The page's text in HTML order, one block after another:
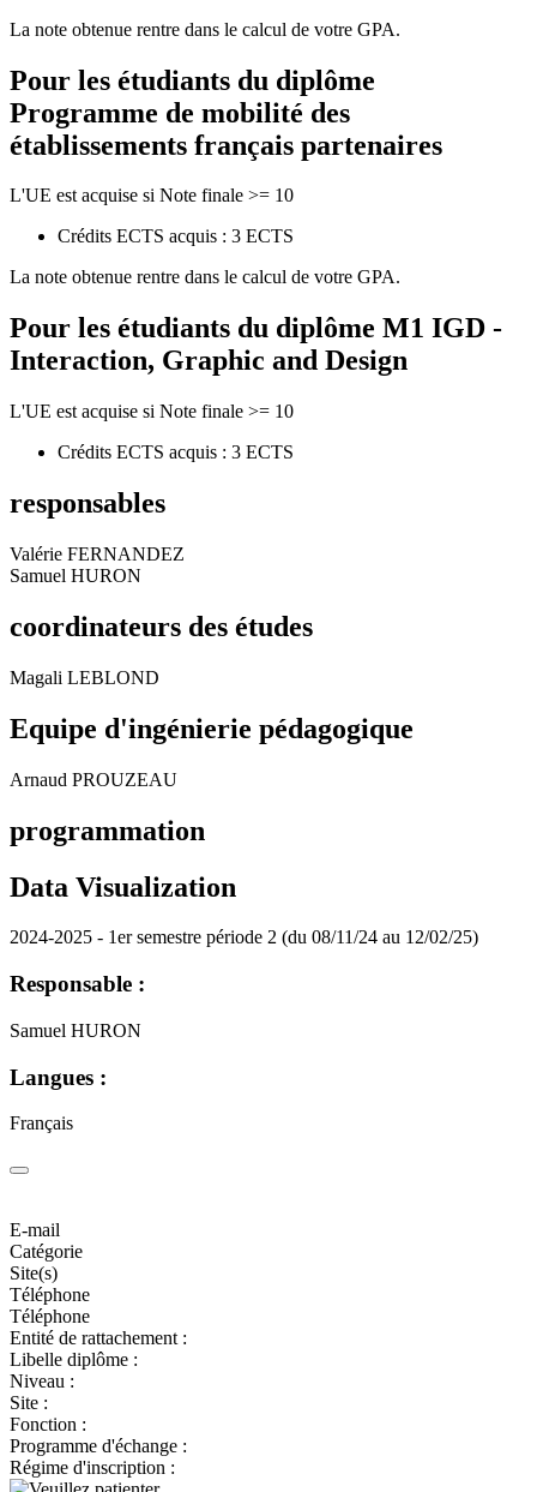
La note obtenue rentre dans le calcul de votre GPA.
Pour les étudiants du diplôme
Programme de mobilité des
établissements français partenaires
L'UE est acquise si Note finale >= 10
Crédits ECTS acquis : 3 ECTS
La note obtenue rentre dans le calcul de votre GPA.
Pour les étudiants du diplôme M1 IGD -
Interaction, Graphic and Design
L'UE est acquise si Note finale >= 10
Crédits ECTS acquis : 3 ECTS
responsables
Valérie FERNANDEZ
Samuel HURON
coordinateurs des études
Magali LEBLOND
Equipe d'ingénierie pédagogique
Arnaud PROUZEAU
programmation
Data Visualization
2024-2025 - 1er semestre période 2 (du 08/11/24 au 12/02/25)
Responsable :
Samuel HURON
Langues :
Français
E-mail
Catégorie
Site(s)
Téléphone
Téléphone
Entité de rattachement :
Libelle diplôme :
Niveau :
Site :
Fonction :
Programme d'échange :
Régime d'inscription :